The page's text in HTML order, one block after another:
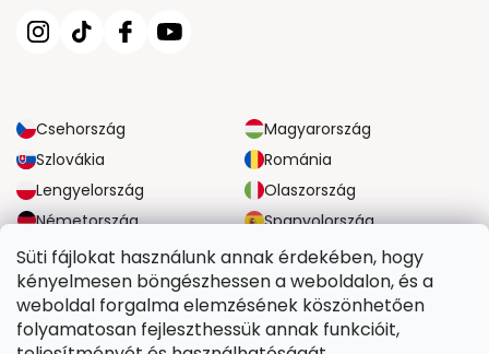
Süti fájlokat használunk annak érdekében, hogy
kényelmesen böngészhessen a weboldalon, és a
weboldal forgalma elemzésének köszönhetően
folyamatosan fejleszthessük annak funkcióit,
Csehország
Magyarország
Szlovákia
Románia
Lengyelország
Olaszország
Németország
Spanyolország
Nagy-Britannia
Ausztria
MEGBÍZHATÓ SZÁLLÍTÁSI LEHETŐSÉGEK